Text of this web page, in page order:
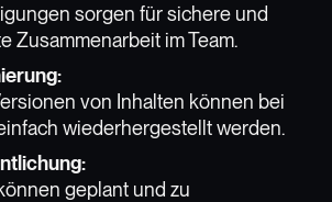
sorgen für sichere und
Zusammenarbeit im Team.
von Inhalten können bei
wiederhergestellt werden.
geplant und zu